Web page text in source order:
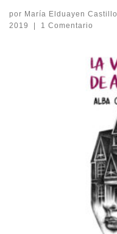
por María Elduayen Castillo
2019
| 1 Comentario